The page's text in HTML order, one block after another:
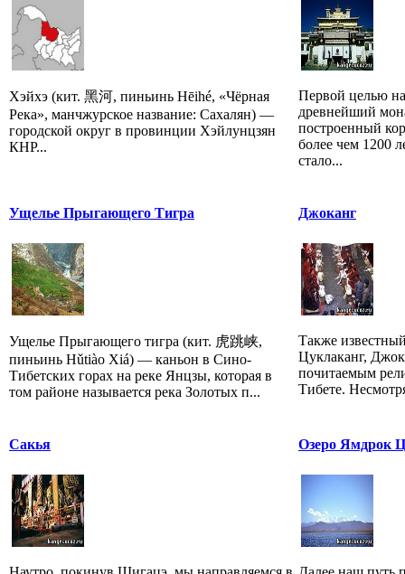
Хэйхэ (кит. 黑河, пиньинь Hēihé, «Чёрная
Река», манчжурское название: Сахалян) —
городской округ в провинции Хэйлунцзян
КНР...
Первой целью
древнейший
построенный
более чем 1200
стало...
Ущелье Прыгающего Тигра
Ущелье Прыгающего тигра (кит. 虎跳峡,
пиньинь Hǔtiào Xiá) — каньон в Сино-
Тибетских горах на реке Янцзы, которая в
том районе называется река Золотых п...
Джоканг
Также
Цуклаканг,
почитаемым
Тибете.
Сакья Озеро Ямдрок